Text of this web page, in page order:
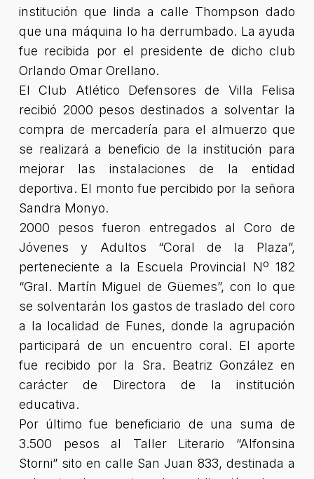
institución que linda a calle Thompson dado
que una máquina lo ha derrumbado. La ayuda
fue recibida por el presidente de dicho club
Orlando Omar Orellano.
El Club Atlético Defensores de Villa Felisa
recibió 2000 pesos destinados a solventar la
compra de mercadería para el almuerzo que
se realizará a beneficio de la institución para
mejorar las instalaciones de la entidad
deportiva. El monto fue percibido por la señora
Sandra Monyo.
2000 pesos fueron entregados al Coro de
Jóvenes y Adultos “Coral de la Plaza”,
perteneciente a la Escuela Provincial Nº 182
“Gral. Martín Miguel de Güemes”, con lo que
se solventarán los gastos de traslado del coro
a la localidad de Funes, donde la agrupación
participará de un encuentro coral. El aporte
fue recibido por la Sra. Beatriz González en
carácter de Directora de la institución
educativa.
Por último fue beneficiario de una suma de
3.500 pesos al Taller Literario “Alfonsina
Storni” sito en calle San Juan 833, destinada a